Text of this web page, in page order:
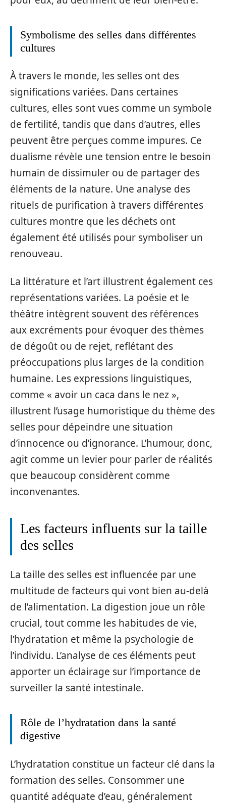
Symbolisme des selles dans différentes
cultures
À travers le monde, les selles ont des
significations variées. Dans certaines
cultures, elles sont vues comme un symbole
de fertilité, tandis que dans d’autres, elles
peuvent être perçues comme impures. Ce
dualisme révèle une tension entre le besoin
humain de dissimuler ou de partager des
éléments de la nature. Une analyse des
rituels de purification à travers différentes
cultures montre que les déchets ont
également été utilisés pour symboliser un
renouveau.
La littérature et l’art illustrent également ces
représentations variées. La poésie et le
théâtre intègrent souvent des références
aux excréments pour évoquer des thèmes
de dégoût ou de rejet, reflétant des
préoccupations plus larges de la condition
humaine. Les expressions linguistiques,
comme « avoir un caca dans le nez »,
illustrent l’usage humoristique du thème des
selles pour dépeindre une situation
d’innocence ou d’ignorance. L’humour, donc,
agit comme un levier pour parler de réalités
que beaucoup considèrent comme
inconvenantes.
Les facteurs influents sur la taille
des selles
La taille des selles est influencée par une
multitude de facteurs qui vont bien au-delà
de l’alimentation. La digestion joue un rôle
crucial, tout comme les habitudes de vie,
l’hydratation et même la psychologie de
l’individu. L’analyse de ces éléments peut
apporter un éclairage sur l’importance de
surveiller la santé intestinale.
Rôle de l’hydratation dans la santé
digestive
L’hydratation constitue un facteur clé dans la
formation des selles. Consommer une
quantité adéquate d’eau, généralement